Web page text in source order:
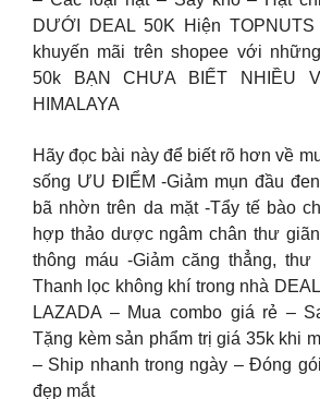
DƯỚI DEAL 50K Hiện
khuyến mãi trên shopee với
50k BẠN CHƯA BIẾT NHIỀU
HIMALAYA
Hãy đọc bài này để biết rõ hơn về
sống ƯU ĐIỂM -Giảm mụn đầu
bã nhờn trên da mặt -Tẩy tế bào
hợp thảo dược ngâm chân thư
thông máu -Giảm căng thẳng,
Thanh lọc không khí trong nhà
LAZADA – Mua combo giá rẻ –
Tặng kèm sản phẩm trị giá 35k khi
– Ship nhanh trong ngày – Đóng
đẹp mắt